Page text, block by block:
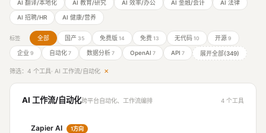
AI 翻译/本地化 AI 教育/研究 AI 效率/办公 AI 金融/会计 AI 法律
AI 招聘/HR AI 健康/营养
标签 全部 国产 35 免费版 14 免费 13 无代码 10 开源 9
企业 9 自动化 7 数据分析 7 OpenAI 7 API 7 展开全部(349)
筛选：4 个工具· AI 工作流/自动化 ✕
AI 工作流/自动化跨平台自动化、工作流编排 4 个工具
Zapier AI 1方向